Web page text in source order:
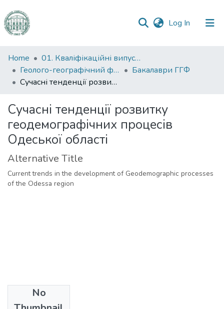
Log In (current)
Communities
&
Collections
Statistics
Home
01. Кваліфікаційні випускні роботи здобувачів вищої освіти
Геолого-географічний факультет
Бакалаври ГГФ
Сучасні тенденції розвитку геодемографічних процесів Одеської області
Сучасні тенденції розвитку
геодемографічних процесів
Одеської області
Alternative Title
Current trends in the development of Geodemographic processes
of the Odessa region
No